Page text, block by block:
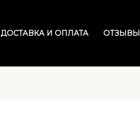
ДОСТАВКА И ОПЛАТА ОТЗЫВЫ